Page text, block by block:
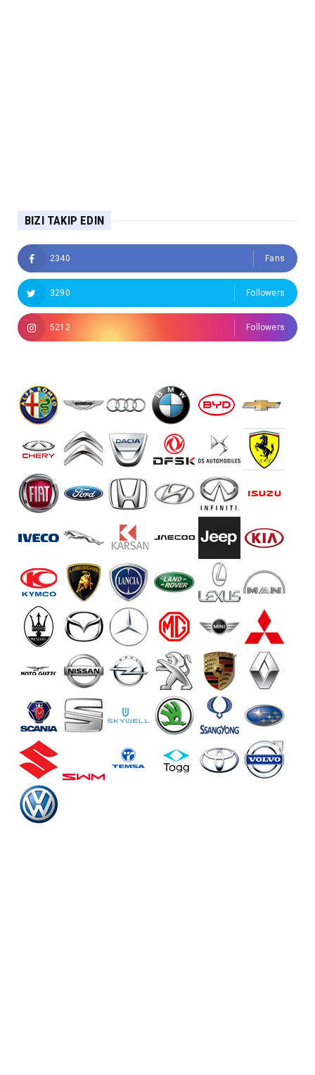
BIZI TAKIP EDIN
2340 Fans
3290 Followers
5212 Followers